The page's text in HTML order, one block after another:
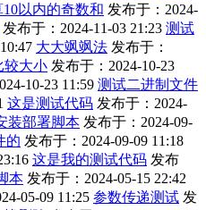
10以内的奇数和 发布于：2024-
发布于：2024-11-03 21:23 测试
大大飒飒法 发布于：
较大小 发布于：2024-10-23
10-23 11:59 测试二进制文件
这是测试代码 发布于：2024-
装部署脚本 发布于：2024-09-
的 发布于：2024-09-09 11:18
这是我的测试代码 发布
本 发布于：2024-05-15 22:42
05-09 11:25 参数传递测试 发